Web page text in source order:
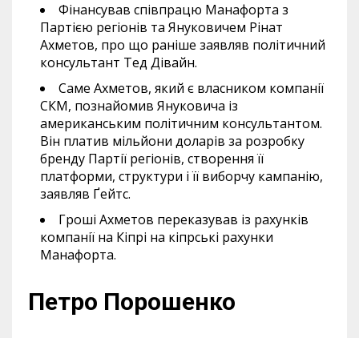
Фінансував співпрацю Манафорта з
Партією регіонів та Януковичем Рінат
Ахметов, про що раніше заявляв політичний
консультант Тед Дівайн.
Саме Ахметов, який є власником компанії
СКМ, познайомив Януковича із
американським політичним консультантом.
Він платив мільйони доларів за розробку
бренду Партії регіонів, створення її
платформи, структури і її виборчу кампанію,
заявляв Ґейтс.
Гроші Ахметов переказував із рахунків
компанії на Кіпрі на кіпрські рахунки
Манафорта.
Петро Порошенко